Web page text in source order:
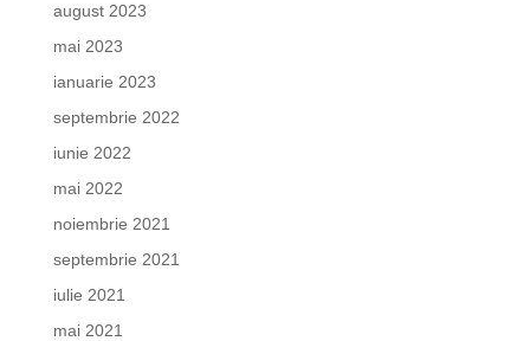
august 2023
mai 2023
ianuarie 2023
septembrie 2022
iunie 2022
mai 2022
noiembrie 2021
septembrie 2021
iulie 2021
mai 2021